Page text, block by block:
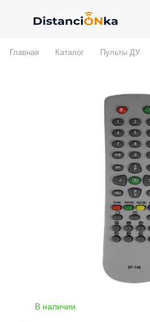
Главная Каталог Пульты ДУ
В наличии